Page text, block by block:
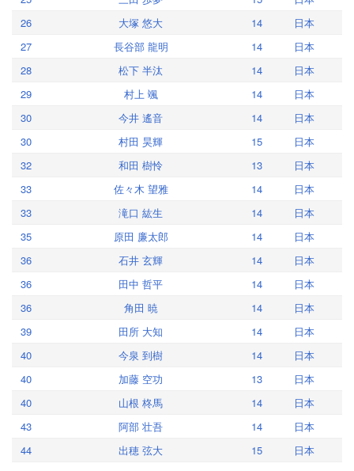
26
大塚 悠大 14
日本
27
長谷部 龍明 14
日本
28
松下 半汰 14
日本
29
村上 颯 14
日本
30
今井 遙音 14
日本
30
村田 昊輝 15
日本
32
和田 樹怜 13
日本
33
佐々木 望雅 14
日本
33
滝口 紘生 14
日本
35
原田 廉太郎 14
日本
36
石井 玄輝 14
日本
36
田中 哲平 14
日本
36
角田 暁 14
日本
39
田所 大知 14
日本
40
今泉 到樹 14
日本
40
加藤 空功 13
日本
40
山根 柊馬 14
日本
43
阿部 壮吾 14
日本
44
出穂 弦大 15 日本